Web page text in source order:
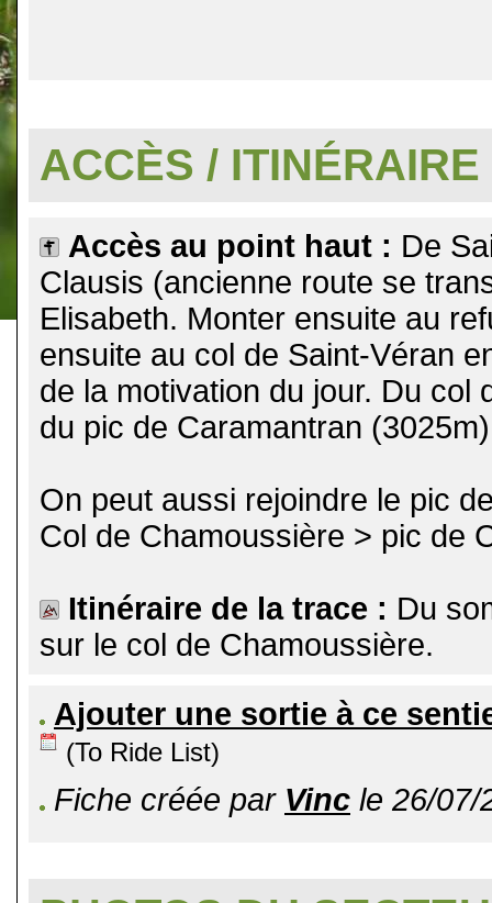
ACCÈS / ITINÉRAIRE
Accès au point haut : De
Clausis (ancienne route se
Elisabeth. Monter ensuite au
ensuite au col de Saint-Véran
de la motivation du jour. Du col
du pic de Caramantran
On peut aussi rejoindre le pic
Col de Chamoussière > pic de
Itinéraire de la trace : Du
sur le col de Chamoussière.
Ajouter une sortie à ce
(To Ride List)
Fiche créée par Vinc le 26/07/